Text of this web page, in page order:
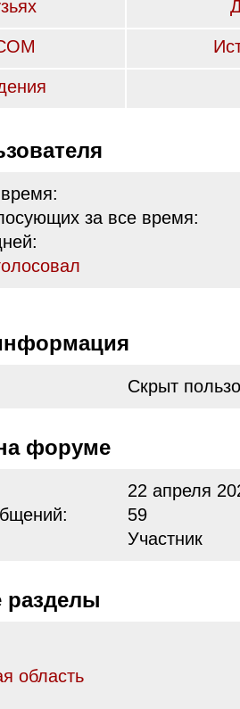
за все время:
Скрыт
на форуме
22 апреля
59
Участник
разделы
область